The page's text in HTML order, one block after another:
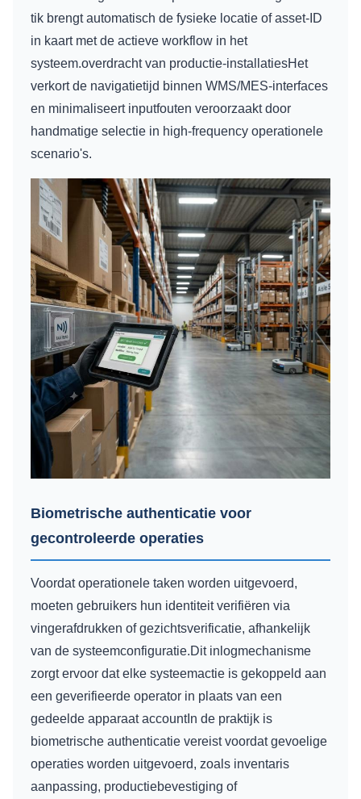
tik brengt automatisch de fysieke locatie of asset-ID
in kaart met de actieve workflow in het
systeem.overdracht van productie-installatiesHet
verkort de navigatietijd binnen WMS/MES-interfaces
en minimaliseert inputfouten veroorzaakt door
handmatige selectie in high-frequency operationele
scenario's.
Biometrische authenticatie voor
gecontroleerde operaties
Voordat operationele taken worden uitgevoerd,
moeten gebruikers hun identiteit verifiëren via
vingerafdrukken of gezichtsverificatie, afhankelijk
van de systeemconfiguratie.Dit inlogmechanisme
zorgt ervoor dat elke systeemactie is gekoppeld aan
een geverifieerde operator in plaats van een
gedeelde apparaat accountIn de praktijk is
biometrische authenticatie vereist voordat gevoelige
operaties worden uitgevoerd, zoals inventaris
aanpassing, productiebevestiging of